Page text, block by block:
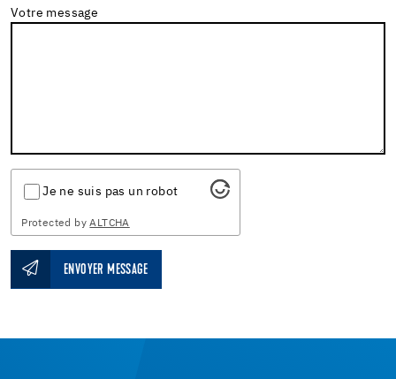
Votre message
Je ne suis pas un robot
Protected byALTCHA
ENVOYER MESSAGE